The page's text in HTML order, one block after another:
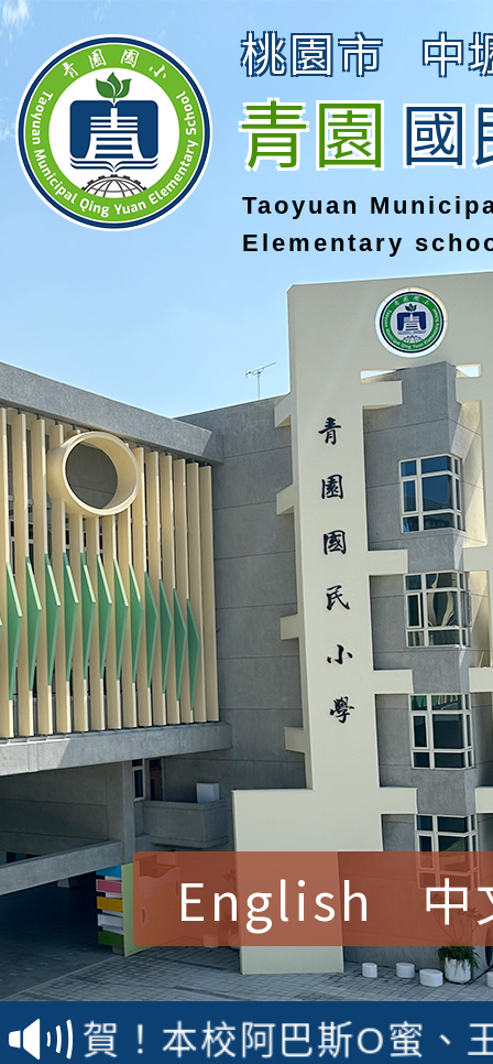
桃園市 中
青園國
Taoyuan
Elementary
English 中
賀！本校參加桃園市中
賽 洪綺君教師榮獲社
賀！本校阿巴斯O蜜、